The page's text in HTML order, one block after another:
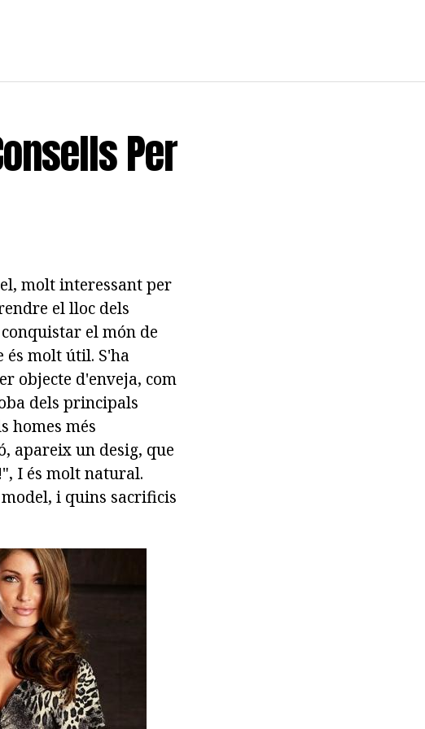
Per
molt interessant per
el lloc dels
el món de
és molt útil. S'ha
objecte d'enveja, com
dels principals
homes més
apareix un desig, que
I és molt natural.
i quins sacrificis